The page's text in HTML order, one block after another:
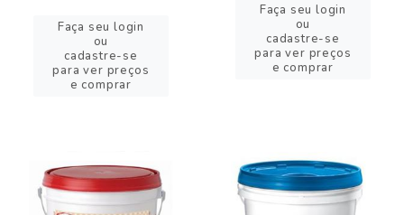
Faça seu login
ou
cadastre-se
para ver preços
e comprar
Faça seu login
ou
cadastre-se
para ver preços
e comprar